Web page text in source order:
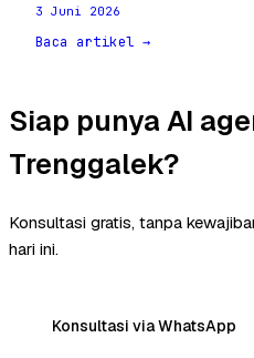
3 Juni 2026
Baca artikel →
Siap punya AI
Trenggalek?
Konsultasi gratis, tanpa
hari ini.
Konsultasi via WhatsApp